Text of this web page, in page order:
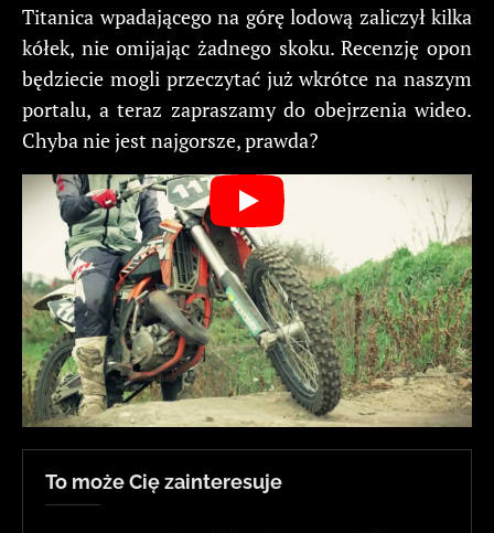
Titanica wpadającego na górę lodową zaliczył kilka
kółek, nie omijając żadnego skoku. Recenzję opon
będziecie mogli przeczytać już wkrótce na naszym
portalu, a teraz zapraszamy do obejrzenia wideo.
Chyba nie jest najgorsze, prawda?
To może Cię zainteresuje